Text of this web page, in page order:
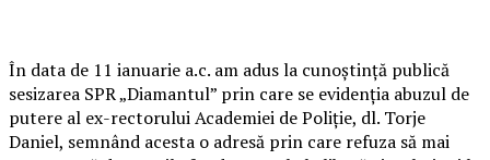
În data de 11 ianuarie a.c. am adus la cunoștință publică
sesizarea SPR „Diamantul” prin care se evidenția abuzul de
putere al ex-rectorului Academiei de Poliție, dl. Torje
Daniel, semnând acesta o adresă prin care refuza să mai